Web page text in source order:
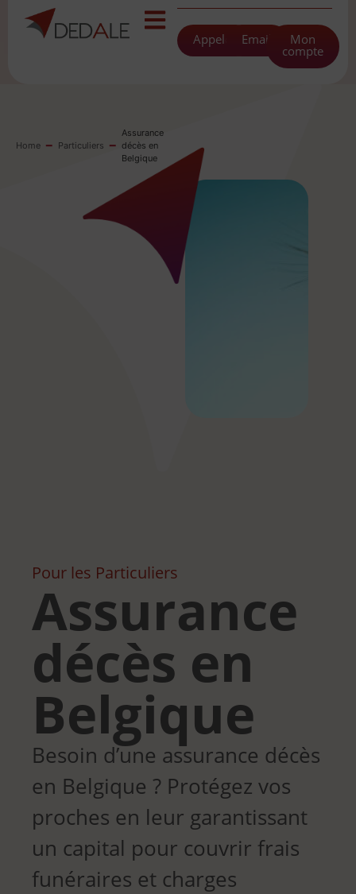
Appeler Email Mon
compte
Home - Particuliers - Assurance
décès en
Belgique
Pour les Particuliers
Assurance
décès en
Belgique
Besoin d’une assurance décès
en Belgique ? Protégez vos
proches en leur garantissant
un capital pour couvrir frais
funéraires et charges